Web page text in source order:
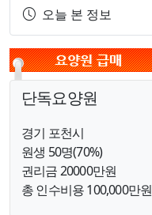
오늘 본 정보
단독요양원
경기 포천시
원생 50명(70%)
권리금 20000만원
총 인수비용 100,000만원